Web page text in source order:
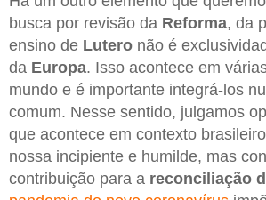
busca por revisão da Reforma, da
ensino de Lutero não é
da Europa. Isso acontece em
mundo e é importante integrá-los
comum. Nesse sentido, julgamos
que acontece em contexto
nossa incipiente e humilde, mas
contribuição para a reconciliação